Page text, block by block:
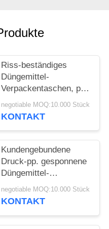
Riss-beständiges
Düngemittel-
Verpackentaschen, pp.
gesponnene chemische
Verpackungs-Säcke
negotiable MOQ:10.000 Stück
KONTAKT
Kundengebundene
Druck-pp. gesponnene
Düngemittel-
Verpackentaschen für
das Verpacken von
negotiable MOQ:10.000 Stück
KONTAKT